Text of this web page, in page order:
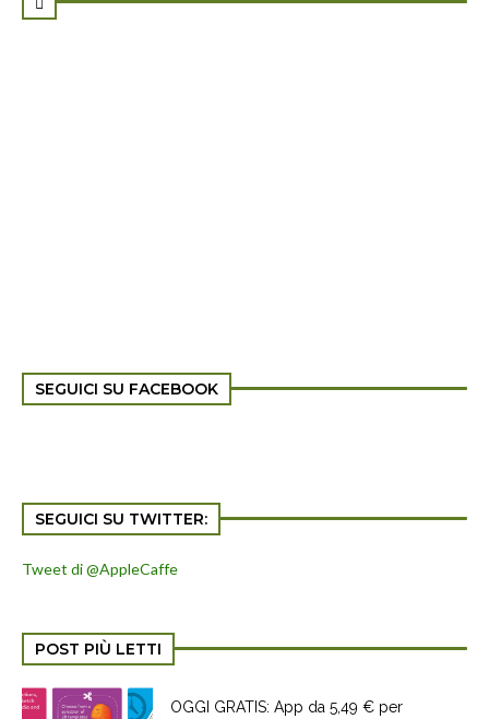
SEGUICI SU FACEBOOK
SEGUICI SU TWITTER:
Tweet di @AppleCaffe
POST PIÙ LETTI
OGGI GRATIS: App da 5,49 € per